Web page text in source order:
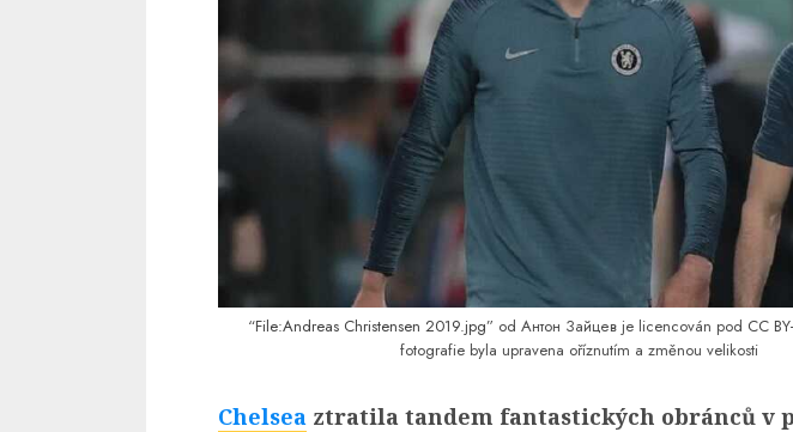
“File:Andreas Christensen 2019.jpg” od Антон Зайцев je licencován pod CC
fotografie byla upravena oříznutím a změnou velikosti
Chelsea ztratila tandem fantastických obránců v